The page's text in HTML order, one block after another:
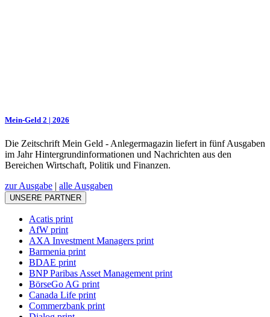
Mein-Geld 2 | 2026
Die Zeitschrift Mein Geld - Anlegermagazin liefert in fünf Ausgaben
im Jahr Hintergrundinformationen und Nachrichten aus den
Bereichen Wirtschaft, Politik und Finanzen.
zur Ausgabe | alle Ausgaben
UNSERE PARTNER
Acatis print
AfW print
AXA Investment Managers print
Barmenia print
BDAE print
BNP Paribas Asset Management print
BörseGo AG print
Canada Life print
Commerzbank print